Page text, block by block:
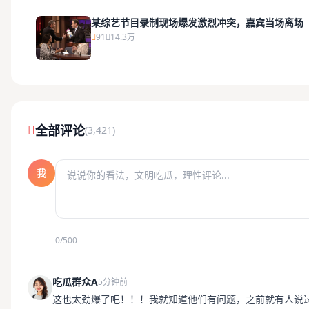
某综艺节目录制现场爆发激烈冲突，嘉宾当场离场
91 14.3万
全部评论(3,421)
我
0/500
吃瓜群众A5分钟前
这也太劲爆了吧！！！我就知道他们有问题，之前就有人说